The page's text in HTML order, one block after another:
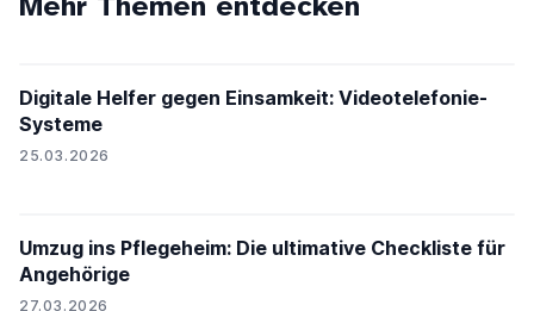
Digitale Helfer gegen Einsamkeit: Videotelefonie-
Systeme
25.03.2026
Umzug ins Pflegeheim: Die ultimative Checkliste für
Angehörige
27.03.2026